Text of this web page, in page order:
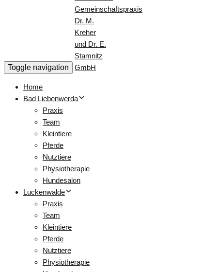
Toggle navigation
Home
Bad Liebenwerda
Praxis
Team
Kleintiere
Pferde
Nutztiere
Physiotherapie
Hundesalon
Luckenwalde
Praxis
Team
Kleintiere
Pferde
Nutztiere
Physiotherapie